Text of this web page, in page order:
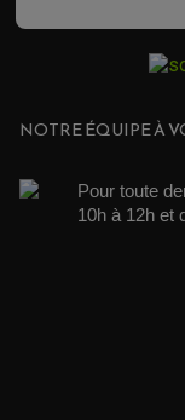
NOTRE ÉQUIPE À
Pour toute
10h à 12h et